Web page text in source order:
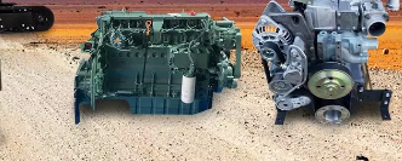
ماشین آلات ساختمانی کوچک
موتور استفاده شده
ماشین آلات مورد استفاده